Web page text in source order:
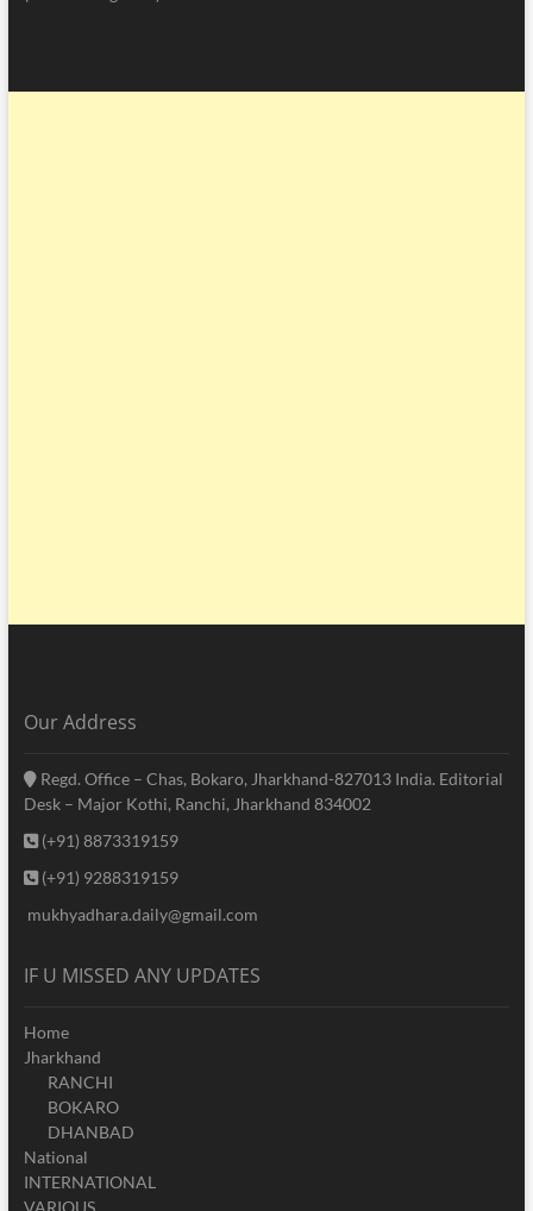
Our Address
Regd. Office – Chas, Bokaro, Jharkhand-827013 India. Editorial
Desk – Major Kothi, Ranchi, Jharkhand 834002
(+91) 8873319159
(+91) 9288319159
mukhyadhara.daily@gmail.com
IF U MISSED ANY UPDATES
Home
Jharkhand
RANCHI
BOKARO
DHANBAD
National
INTERNATIONAL